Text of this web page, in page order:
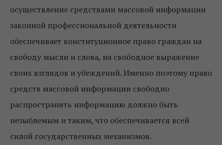
осуществление средствами массовой информации
законной профессиональной деятельности
обеспечивает конституционное право граждан на
свободу мысли и слова, на свободное выражение
своих взглядов и убеждений. Именно поэтому право
средств массовой информации свободно
распространять информацию должно быть
незыблемым и таким, что обеспечивается всей
силой государственных механизмов.